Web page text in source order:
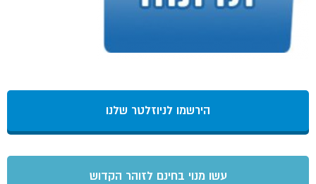
הירשמו לניוזלטר שלנו
עשו מנוי בחינם לזוהר הקדוש